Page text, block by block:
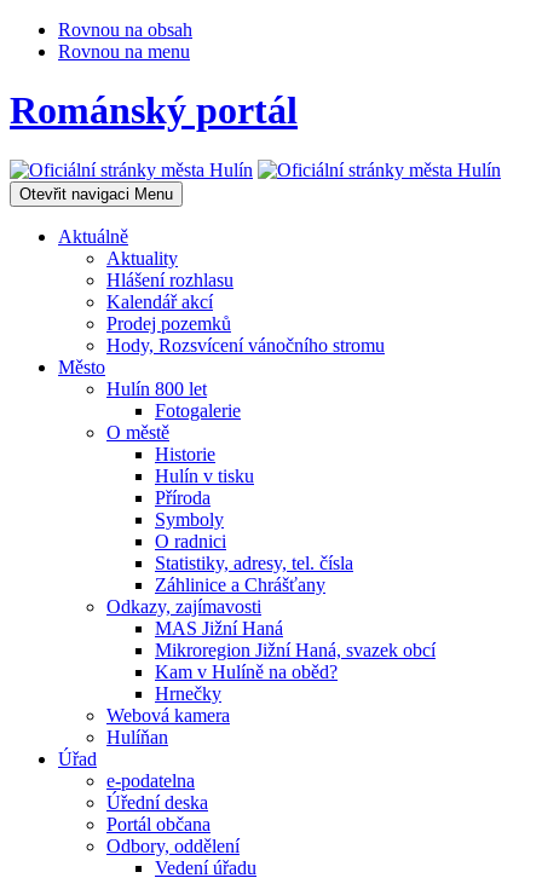
Rovnou na obsah
Rovnou na menu
Románský portál
Otevřit navigaci Menu
Aktuálně
Aktuality
Hlášení rozhlasu
Kalendář akcí
Prodej pozemků
Hody, Rozsvícení vánočního stromu
Město
Hulín 800 let
Fotogalerie
O městě
Historie
Hulín v tisku
Příroda
Symboly
O radnici
Statistiky, adresy, tel. čísla
Záhlinice a Chrášťany
Odkazy, zajímavosti
MAS Jižní Haná
Mikroregion Jižní Haná, svazek obcí
Kam v Hulíně na oběd?
Hrnečky
Webová kamera
Hulíňan
Úřad
e-podatelna
Úřední deska
Portál občana
Odbory, oddělení
Vedení úřadu